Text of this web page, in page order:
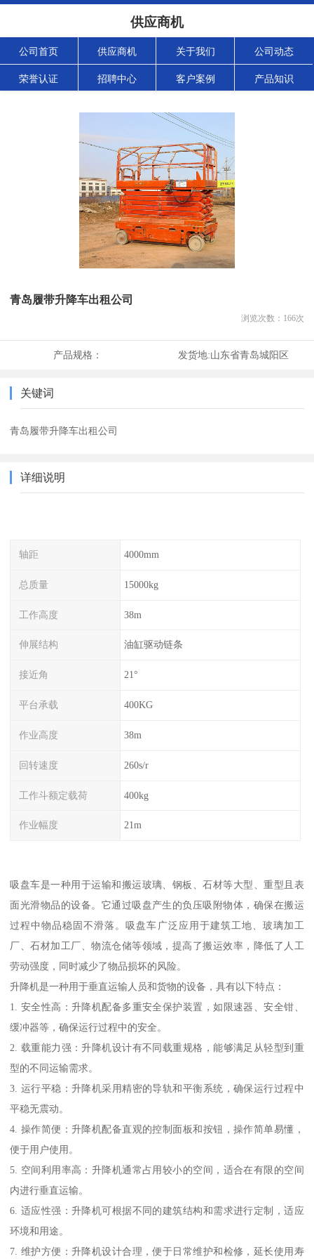
供应商机
公司首页 供应商机 关于我们 公司动态
荣誉认证 招聘中心 客户案例 产品知识
青岛履带升降车出租公司
浏览次数： 166次
产品规格： 发货地:山东省青岛城阳区
关键词
青岛履带升降车出租公司
详细说明
轴距 4000mm
总质量 15000kg
工作高度 38m
伸展结构 油缸驱动链条
接近角 21°
平台承载 400KG
作业高度 38m
回转速度 260s/r
工作斗额定载荷 400kg
作业幅度 21m
吸盘车是一种用于运输和搬运玻璃、钢板、石材等大型、重型且表
面光滑物品的设备。它通过吸盘产生的负压吸附物体，确保在搬运
过程中物品稳固不滑落。吸盘车广泛应用于建筑工地、玻璃加工
厂、石材加工厂、物流仓储等领域，提高了搬运效率，降低了人工
劳动强度，同时减少了物品损坏的风险。
升降机是一种用于垂直运输人员和货物的设备，具有以下特点：
1. 安全性高：升降机配备多重安全保护装置，如限速器、安全钳、
缓冲器等，确保运行过程中的安全。
2. 载重能力强：升降机设计有不同载重规格，能够满足从轻型到重
型的不同运输需求。
3. 运行平稳：升降机采用精密的导轨和平衡系统，确保运行过程中
平稳无震动。
4. 操作简便：升降机配备直观的控制面板和按钮，操作简单易懂，
便于用户使用。
5. 空间利用率高：升降机通常占用较小的空间，适合在有限的空间
内进行垂直运输。
6. 适应性强：升降机可根据不同的建筑结构和需求进行定制，适应
环境和用途。
7. 维护方便：升降机设计合理，便于日常维护和检修，延长使用寿